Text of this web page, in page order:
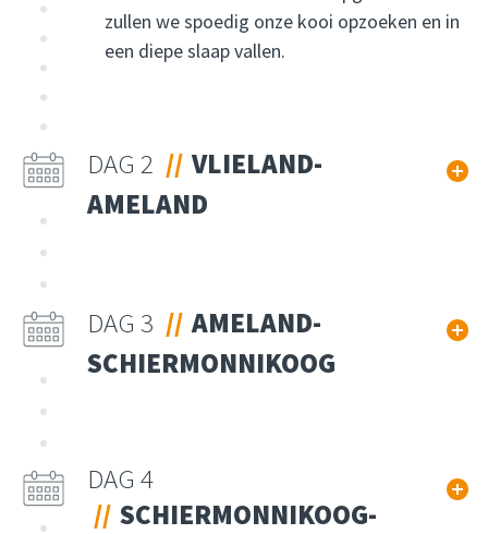
zullen we spoedig onze kooi opzoeken en in
een diepe slaap vallen.
DAG 2
VLIELAND-
AMELAND
DAG 3
AMELAND-
SCHIERMONNIKOOG
DAG 4
SCHIERMONNIKOOG-